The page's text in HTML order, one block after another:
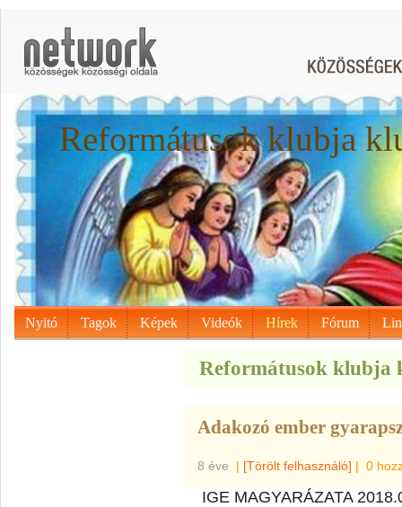
Reformátusok klubja
Nyitó Tagok Képek Videók Hírek Fórum
Reformátusok klubja
Adakozó ember
8 éve | [Törölt felhasználó] | 0
IGE MAGYARÁZATA